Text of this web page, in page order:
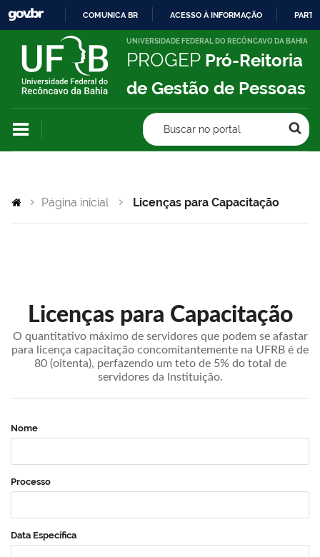
IR
PARA
CONTEÚDO
COMUNICA BR ACESSO À INFORMAÇÃO
UNIVERSIDADE FEDERAL DO RECÔNCAVO DA BAHIA
PROGEP Pró-Reitoria
de Gestão de Pessoas
Buscar no portal
Página inicial Licenças para Capacitação
Licenças para Capacitação
O quantitativo máximo de servidores que podem se afastar
para licença capacitação concomitantemente na UFRB é de
80 (oitenta), perfazendo um teto de 5% do total de
servidores da Instituição.
Nome
Processo
Data Específica